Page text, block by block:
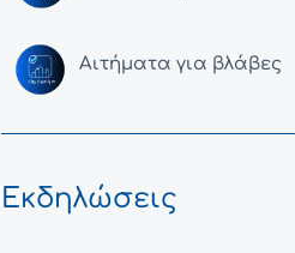
Αιτήματα για βλάβες
Εκδηλώσεις